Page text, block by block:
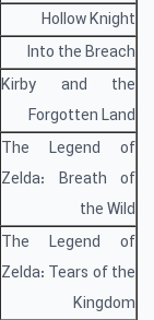
Hollow Knight
Into the Breach
Kirby and the
Forgotten Land
The Legend of
Zelda: Breath of
the Wild
The Legend of
Zelda: Tears of the
Kingdom